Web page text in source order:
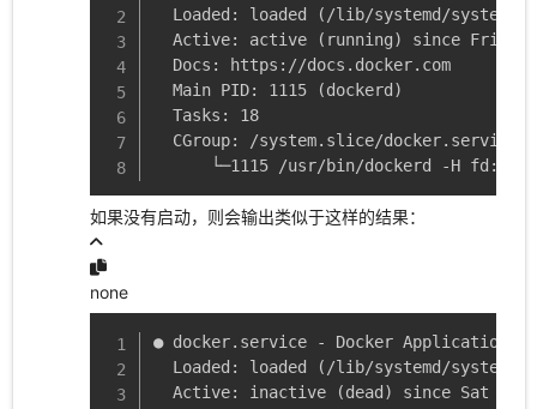
Loaded: loaded (/lib/systemd/system/
Active: active (running) since Fri
  Docs: https://docs.docker.com
  Main PID: 1115 (dockerd)
  Tasks: 18
  CGroup: /system.slice/docker.service
└─1115 /usr/bin/dockerd -H fd://
如果没有启动，则会输出类似于这样的结果：
none
● docker.service - Docker Application
Loaded: loaded (/lib/systemd/system/
Active: inactive (dead) since Sat